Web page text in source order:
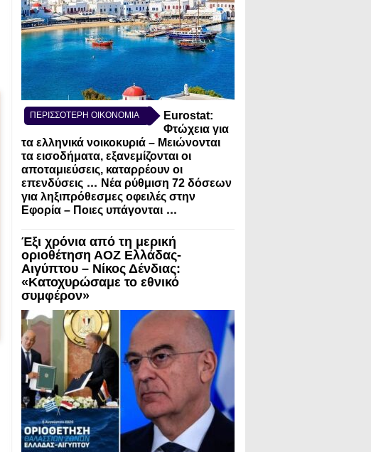
ΠΕΡΙΣΣΟΤΕΡΗ ΟΙΚΟΝΟΜΙΑ
Eurostat:
Φτώχεια για
τα ελληνικά νοικοκυριά – Μειώνονται
τα εισοδήματα, εξανεμίζονται οι
αποταμιεύσεις, καταρρέουν οι
επενδύσεις ... Νέα ρύθμιση 72 δόσεων
για ληξιπρόθεσμες οφειλές στην
Εφορία – Ποιες υπάγονται ...
Έξι χρόνια από τη μερική
οριοθέτηση ΑΟΖ Ελλάδας-
Αιγύπτου – Νίκος Δένδιας:
«Κατοχυρώσαμε το εθνικό
συμφέρον»